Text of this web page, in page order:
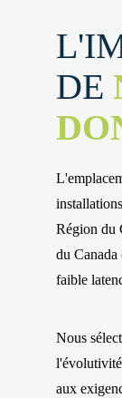
DE
Région du
du Canada
faible
Nous
l'évolutivité
aux